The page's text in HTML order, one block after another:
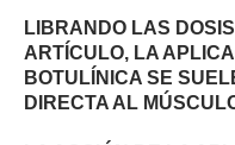
LIBRANDO LAS
ARTÍCULO, LA
BOTULÍNICA SE
DIRECTA AL